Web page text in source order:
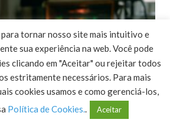
tornar nosso site mais intuitivo e
sua experiência na web. Você pode
clicando em "Aceitar" ou rejeitar todos
estritamente necessários. Para mais
cookies usamos e como gerenciá-los,
Política de Cookies.. Aceitar